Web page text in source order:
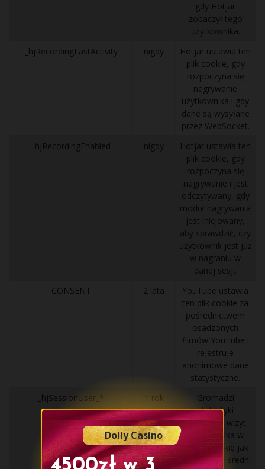
gdy Hotjar
zobaczył tego
użytkownika.
_hjRecordingLastActivity
nigdy
Hotjar ustawia ten
plik cookie, gdy
rozpoczyna się
nagrywanie
użytkownika i gdy
dane są wysyłane
przez WebSocket.
_hjRecordingEnabled
nigdy
Hotjar ustawia ten
plik cookie, gdy
rozpoczyna się
nagrywanie i jest
odczytywany, gdy
moduł nagrywania
jest inicjowany,
aby sprawdzić, czy
użytkownik jest już
w nagraniu w
danej sesji.
CONSENT
2 lata
YouTube ustawia
ten plik cookie za
pośrednictwem
osadzonych
filmów YouTube i
rejestruje
anonimowe dane
statystyczne.
_hjSessionUser_*
1 rok
Gromadzi
statystyki
dotyczące wizyt
użytkownika w
witrynie, takie jak
liczba wizyt, średni
Dolly Casino